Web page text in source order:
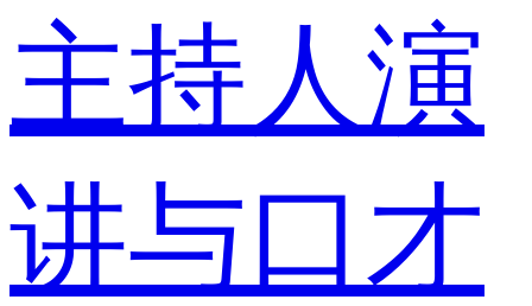
主持人演
讲与口才